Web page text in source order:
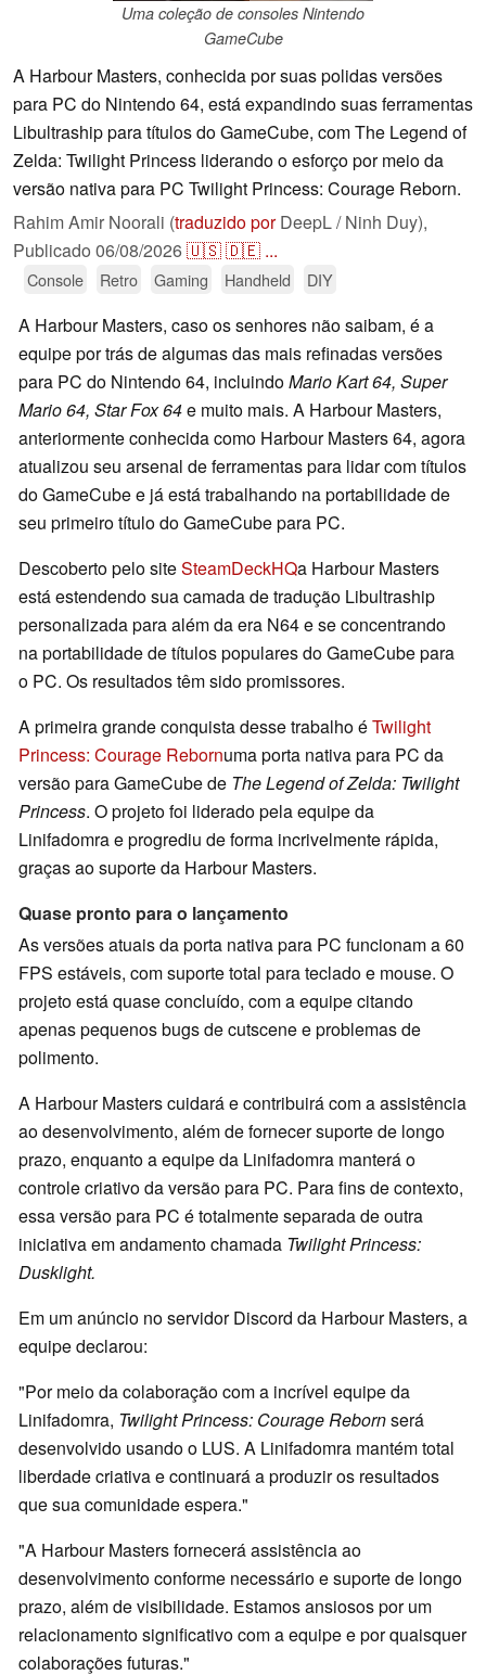
Uma coleção de consoles Nintendo
GameCube
A Harbour Masters, conhecida por suas polidas versões
para PC do Nintendo 64, está expandindo suas ferramentas
Libultraship para títulos do GameCube, com The Legend of
Zelda: Twilight Princess liderando o esforço por meio da
versão nativa para PC Twilight Princess: Courage Reborn.
Rahim Amir Noorali (traduzido porDeepL / Ninh Duy),
Publicado 06/08/2026🇺🇸🇩🇪 ...
Console Retro Gaming Handheld DIY
A Harbour Masters, caso os senhores não saibam, é a
equipe por trás de algumas das mais refinadas versões
para PC do Nintendo 64, incluindoMario Kart 64, Super
Mario 64, Star Fox 64e muito mais. A Harbour Masters,
anteriormente conhecida como Harbour Masters 64, agora
atualizou seu arsenal de ferramentas para lidar com títulos
do GameCube e já está trabalhando na portabilidade de
seu primeiro título do GameCube para PC.
Descoberto pelo siteSteamDeckHQa Harbour Masters
está estendendo sua camada de tradução Libultraship
personalizada para além da era N64 e se concentrando
na portabilidade de títulos populares do GameCube para
o PC. Os resultados têm sido promissores.
A primeira grande conquista desse trabalho éTwilight
Princess: Courage Rebornuma porta nativa para PC da
versão para GameCube de The Legend of Zelda: Twilight
Princess. O projeto foi liderado pela equipe da
Linifadomra e progrediu de forma incrivelmente rápida,
graças ao suporte da Harbour Masters.
Quase pronto para o lançamento
As versões atuais da porta nativa para PC funcionam a 60
FPS estáveis, com suporte total para teclado e mouse. O
projeto está quase concluído, com a equipe citando
apenas pequenos bugs de cutscene e problemas de
polimento.
A Harbour Masters cuidará e contribuirá com a assistência
ao desenvolvimento, além de fornecer suporte de longo
prazo, enquanto a equipe da Linifadomra manterá o
controle criativo da versão para PC. Para fins de contexto,
essa versão para PC é totalmente separada de outra
iniciativa em andamento chamada Twilight Princess:
Dusklight.
Em um anúncio no servidor Discord da Harbour Masters, a
equipe declarou:
"Por meio da colaboração com a incrível equipe da
Linifadomra, Twilight Princess: Courage Rebornserá
desenvolvido usando o LUS. A Linifadomra mantém total
liberdade criativa e continuará a produzir os resultados
que sua comunidade espera."
"A Harbour Masters fornecerá assistência ao
desenvolvimento conforme necessário e suporte de longo
prazo, além de visibilidade. Estamos ansiosos por um
relacionamento significativo com a equipe e por quaisquer
colaborações futuras."